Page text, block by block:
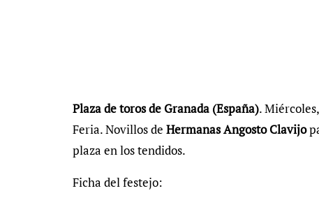
Plaza de toros de Granada (España).
Feria. Novillos de Hermanas Angosto Clavijo
plaza en los tendidos.
Ficha del festejo: